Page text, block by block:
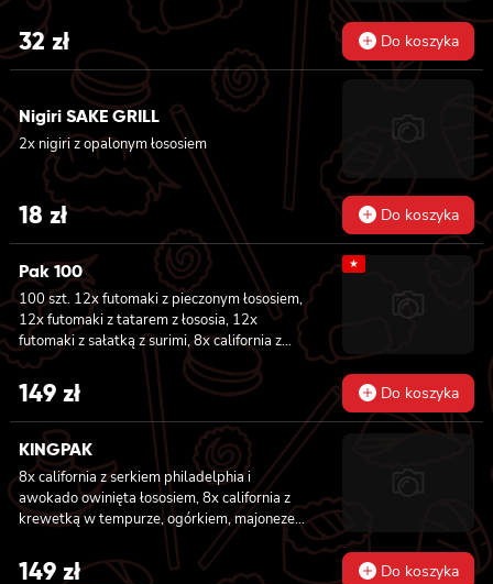
32zł Do koszyka
Nigiri SAKE GRILL
2x nigiri z opalonym łososiem
18 zł Do koszyka
Pak 100
100 szt. 12x futomaki z pieczonym łososiem,
12x futomaki z tatarem z łososia, 12x
futomaki z sałatką z surimi, 8x california z
tuńczykiem, 8x california z pieczonym
łososiem, 8x california z krewetką w
tempurze, 8x maki z ogórkiem, 8x maki z
oshinko, 8x maki z surimi, 8x maki z łososiem,
8x maki z kanpyo
★
149 zł Do koszyka
KINGPAK
8x california z serkiem philadelphia i
awokado owinięta łososiem, 8x california z
krewetką w tempurze, ogórkiem, majonezem
lekko pikantnym, sezam i masago owinięta
łososiem, 8x california z łososiem, serkiem
149 zł Do koszyka